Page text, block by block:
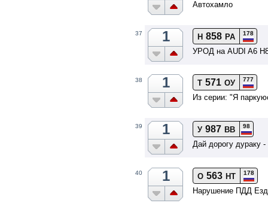
Автохамло
37 1 Н 858 РА 178
УРОД на AUDI A6
38 1 Т 571 ОУ 777
Из серии: "Я
39 1 У 987 ВВ 98
Дай дорогу дураку
40 1 О 563 НТ 178
Нарушение ПДД